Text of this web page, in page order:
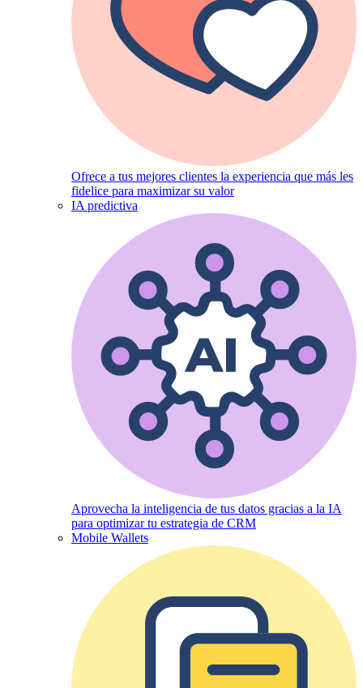
Ofrece a tus mejores clientes la experiencia que más les
fidelice para maximizar su valor
IA predictiva
Aprovecha la inteligencia de tus datos gracias a la IA
para optimizar tu estrategia de CRM
Mobile Wallets